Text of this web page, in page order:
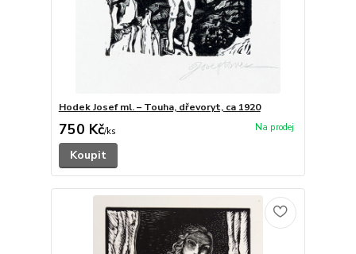
Hodek Josef ml. – Touha, dřevoryt, ca 1920
750 Kč/ks
Koupit